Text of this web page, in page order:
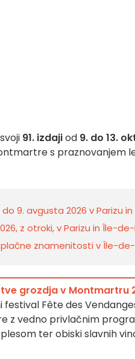
91. izdajiod 9. do 13.
s praznovanjem
9. avgusta 2026 v Parizu
z otroki, v Parizu in Île-
znamenitosti v Île-
grozdja v Montmartru
festival Fête des
z vedno privlačnim
ter obiski slavnih